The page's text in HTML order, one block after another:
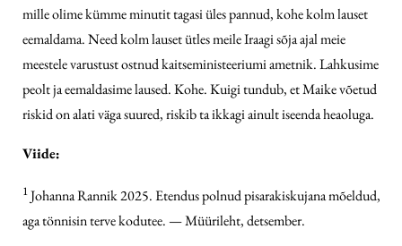
mille olime kümme minutit tagasi üles pannud, kohe kolm lauset
eemaldama. Need kolm lauset ütles meile Iraagi sõja ajal meie
meestele varustust ostnud kaitseministeeriumi ametnik. Lahkusime
peolt ja eemaldasime laused. Kohe. Kuigi tundub, et Maike võetud
riskid on alati väga suured, riskib ta ikkagi ainult iseenda heaoluga.
Viide:
1Johanna Rannik 2025. Etendus polnud pisarakiskujana mõeldud,
aga tönnisin terve kodutee. — Müürileht, detsember.